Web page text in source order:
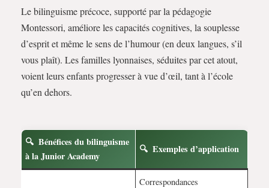
Le bilinguisme précoce, supporté par la pédagogie
Montessori, améliore les capacités cognitives, la souplesse
d’esprit et même le sens de l’humour (en deux langues, s’il
vous plaît). Les familles lyonnaises, séduites par cet atout,
voient leurs enfants progresser à vue d’œil, tant à l’école
qu’en dehors.
Bénéfices du bilinguisme
à la Junior Academy
Exemples d’application
Correspondances